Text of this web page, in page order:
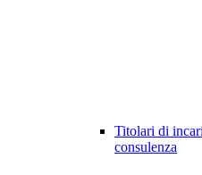
Titolari di
consulenza